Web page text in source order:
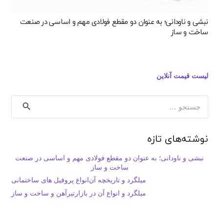
نبشی و ناودانی؛ به عنوان دو مقطع فولادی مهم و اساسی در صنعت
ساخت و ساز
لیست قیمت آنلاین
برای:
نوشته‌های تازه
نبشی و ناودانی؛ به عنوان دو مقطع فولادی مهم و اساسی در صنعت
ساخت و ساز
انواع پروفیل های ساختمانیمیلگرد و تاریخچه آن
تیرآهن و ساخت و سازمیلگرد و انواع آن در بازار